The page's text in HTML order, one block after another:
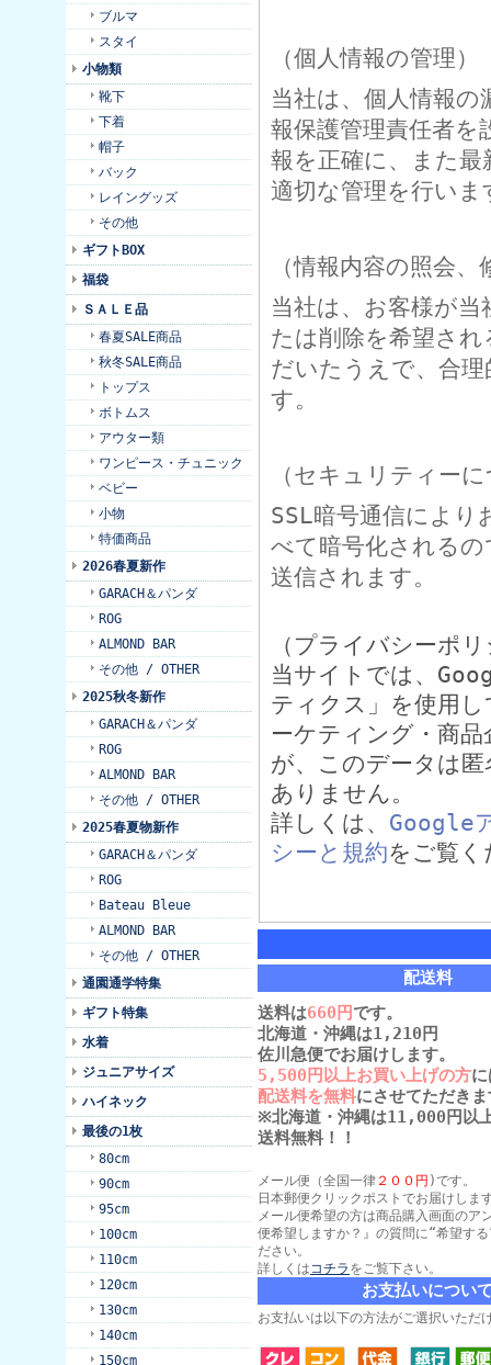
ブルマ
スタイ
小物類
靴下
下着
帽子
バック
レイングッズ
その他
ギフトBOX
福袋
ＳＡＬＥ品
春夏SALE商品
秋冬SALE商品
トップス
ボトムス
アウター類
ワンピース・チュニック
ベビー
小物
特価商品
2026春夏新作
GARACH＆パンダ
ROG
ALMOND BAR
その他 / OTHER
2025秋冬新作
GARACH＆パンダ
ROG
ALMOND BAR
その他 / OTHER
2025春夏物新作
GARACH＆パンダ
ROG
Bateau Bleue
ALMOND BAR
その他 / OTHER
通園通学特集
ギフト特集
水着
ジュニアサイズ
ハイネック
最後の1枚
80cm
90cm
95cm
100cm
110cm
120cm
130cm
140cm
150cm
（個人情報の管理）
当社は、個人情報
報保護管理責任者を
報を正確に、また
適切な管理を行いま
（情報内容の照会
当社は、お客様が
たは削除を希望さ
だいたうえで、合
す。
（セキュリティー
SSL暗号通信によ
べて暗号化される
送信されます。
（プライバシーポ
当サイトでは、
ティクス」を使用
ーケティング・商
が、このデータは
ありません。
詳しくは、 Google
シーと規約をご覧
配送料
送料は660円 です。
北海道・沖縄は1,210円
佐川急便でお届けします。
5,500円以上お買い上げの方
配送料を無料にさせてただき
※北海道・沖縄は11,000円以
送料無料！！
メール便（全国一律 ２００円 )です。
日本郵便クリックポストでお届けしま
メール便希望の方は商品購入画面のア
便希望しますか？』の質問に“希望す
ださい。
詳しくはコチラ をご覧下さい。
お支払いについ
お支払いは以下の方法がご選択いただ